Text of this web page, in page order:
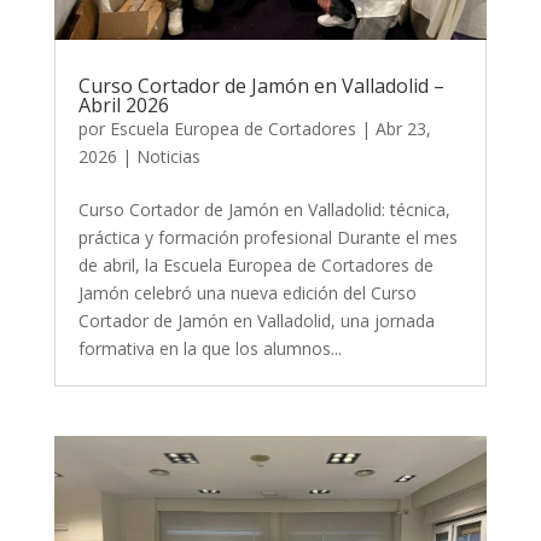
Curso Cortador de Jamón en Valladolid –
Abril 2026
por Escuela Europea de Cortadores | Abr 23,
2026 | Noticias
Curso Cortador de Jamón en Valladolid: técnica,
práctica y formación profesional Durante el mes
de abril, la Escuela Europea de Cortadores de
Jamón celebró una nueva edición del Curso
Cortador de Jamón en Valladolid, una jornada
formativa en la que los alumnos...